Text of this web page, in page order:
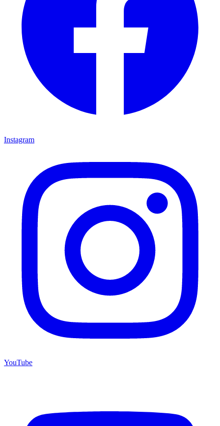
Instagram
YouTube